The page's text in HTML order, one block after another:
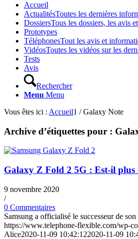
Accueil
ActualitésToutes les dernières
DossiersTous les dossiers, les avis
Prototypes
TéléphonesTout les avis et
VidéosToutes les vidéos sur les
Tests
Avis
Rechercher
Menu Menu
Vous êtes ici : Accueil1 / Galaxy Note
Archive d’étiquettes pour :
Galaxy Z Fold 2 5G : Est-il plus
9 novembre 2020
/
0 Commentaires
Samsung a officialisé le successeur de
https://www.telephone-flexible.com/wp-
Alice2020-11-09 10:42:122020-11-09